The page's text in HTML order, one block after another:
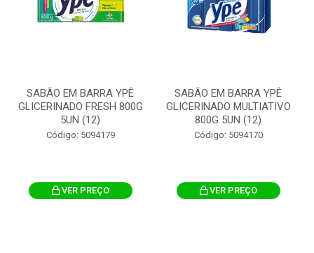
SABÃO EM BARRA YPÊ
GLICERINADO FRESH 800G
5UN (12)
Código: 5094179
VER PREÇO
SABÃO EM BARRA YPÊ
GLICERINADO MULTIATIVO
800G 5UN (12)
Código: 5094170
VER PREÇO